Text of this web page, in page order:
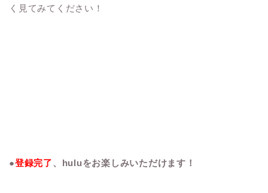
く見てみてください！
●登録完了、huluをお楽しみいただけます！